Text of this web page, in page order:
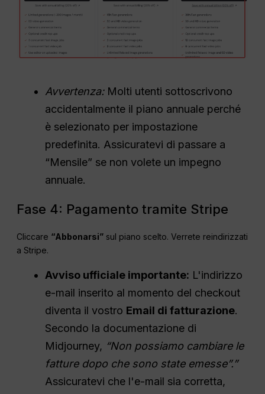
Avvertenza:Molti utenti sottoscrivono
accidentalmente il piano annuale perché
è selezionato per impostazione
predefinita. Assicuratevi di passare a
“Mensile” se non volete un impegno
annuale.
Fase 4: Pagamento tramite Stripe
Cliccare “Abbonarsi” sul piano scelto. Verrete reindirizzati
a Stripe.
Avviso ufficiale importante: L'indirizzo
e-mail inserito al momento del checkout
diventa il vostro Email di fatturazione.
Secondo la documentazione di
Midjourney, “Non possiamo cambiare le
fatture dopo che sono state emesse”.”
Assicuratevi che l'e-mail sia corretta,